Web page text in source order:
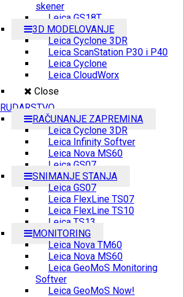
skener
Leica GS18T
3D MODELOVANJE
Leica Cyclone 3DR
Leica ScanStation P30 i P40
Leica Cyclone
Leica CloudWorx
Close
RUDARSTVO
RAČUNANJE ZAPREMINA
Leica Cyclone 3DR
Leica Infinity Softver
Leica Nova MS60
Leica GS07
SNIMANJE STANJA
Leica GS07
Leica FlexLine TS07
Leica FlexLine TS10
Leica TS13
MONITORING
Leica Nova TM60
Leica Nova MS60
Leica GeoMoS Monitoring
Softver
Leica GeoMoS Now!